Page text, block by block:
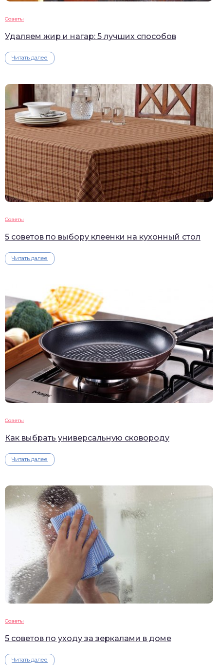
Советы
Удаляем жир и нагар: 5 лучших способов
Читать далее
Советы
5 советов по выбору клеенки на кухонный стол
Читать далее
Советы
Как выбрать универсальную сковороду
Читать далее
Советы
5 советов по уходу за зеркалами в доме
Читать далее